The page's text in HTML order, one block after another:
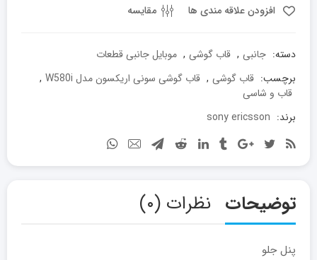
افزودن علاقه مندی ها مقایسه
دسته: جانبی , قاب گوشی , موبایل جانبی قطعات
برچسب: قاب گوشی , قاب گوشی سونی اریکسون مدل W580i
,
قاب و شاسی
برند: sony ericsson
توضیحات نظرات (۰)
پنل جلو